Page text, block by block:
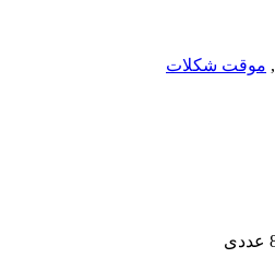
, موقت شکلات